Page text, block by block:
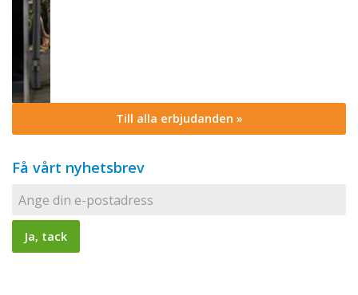
Till alla erbjudanden »
Få vårt nyhetsbrev